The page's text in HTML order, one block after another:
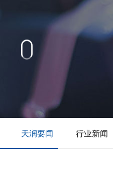
天润要闻 行业新闻